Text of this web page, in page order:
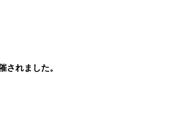
されました。